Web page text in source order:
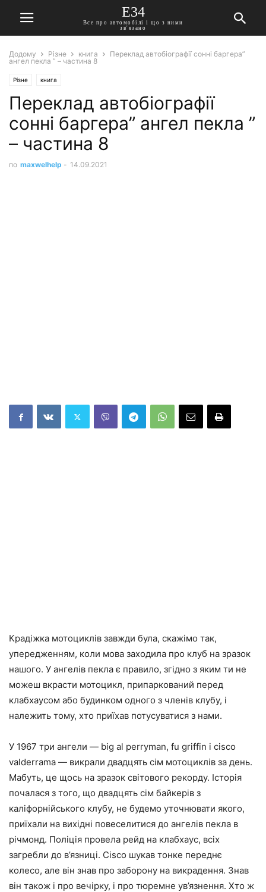
E34
Все про автомобілі і що з ними
зв'язано
Додому Різне книга
Переклад автобіографії сонні баргера”
ангел пекла ” – частина 8
Різне книга
Переклад автобіографії
сонні баргера” ангел пекла ”
– частина 8
по maxwelhelp - 14.09.2021
Крадіжка мотоциклів завжди була, скажімо так,
упередженням, коли мова заходила про клуб на зразок
нашого. У ангелів пекла є правило, згідно з яким ти не
можеш вкрасти мотоцикл, припаркований перед
клабхаусом або будинком одного з членів клубу, і
належить тому, хто приїхав потусуватися з нами.
У 1967 три ангели — big al perryman, fu griffin і cisco
valderrama — викрали двадцять сім мотоциклів за день.
Мабуть, це щось на зразок світового рекорду. Історія
почалася з того, що двадцять сім байкерів з
каліфорнійського клубу, не будемо уточнювати якого,
приїхали на вихідні повеселитися до ангелів пекла в
річмонд. Поліція провела рейд на клабхаус, всіх
загребли до в’язниці. Cisco шукав тонке переднє
колесо, але він знав про заборону на викрадення. Знав
він також і про вечірку, і про тюремне ув’язнення. Хто ж